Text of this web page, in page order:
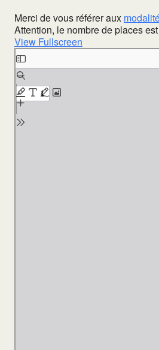
Merci de vous référer aux
Attention, le nombre de places
View Fullscreen
Aller au contenu PDF